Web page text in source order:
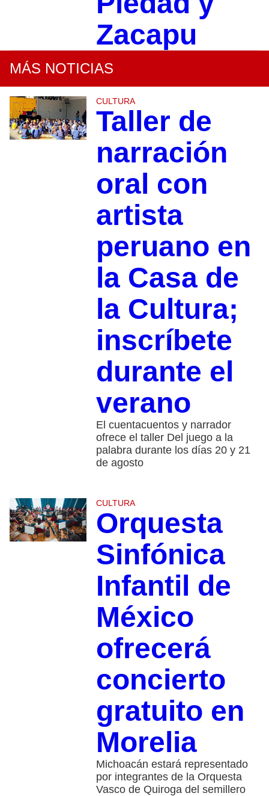
Zacapu
MÁS NOTICIAS
CULTURA
Taller de
narración
oral con
artista
peruano en
la Casa de
la Cultura;
inscríbete
durante el
verano
El cuentacuentos y narrador
ofrece el taller Del juego a la
palabra durante los días 20 y 21
de agosto
CULTURA
Orquesta
Sinfónica
Infantil de
México
ofrecerá
concierto
gratuito en
Morelia
Michoacán estará representado
por integrantes de la Orquesta
Vasco de Quiroga del semillero